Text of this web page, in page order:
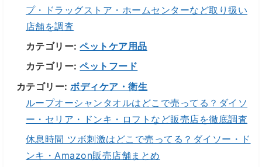
プ・ドラッグストア・ホームセンターなど取り扱い
店舗を調査
カテゴリー:ペットケア用品
カテゴリー:ペットフード
カテゴリー:ボディケア・衛生
ループオーシャンタオルはどこで売ってる？ダイソ
ー・セリア・ドンキ・ロフトなど販売店を徹底調査
休息時間 ツボ刺激はどこで売ってる？ダイソー・ド
ンキ・Amazon販売店舗まとめ